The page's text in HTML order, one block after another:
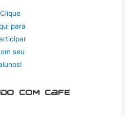
Clique
para
seu
com cafe